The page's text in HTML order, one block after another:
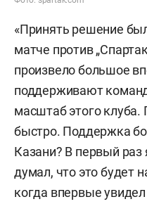
«Принять решение
матче против
произвело большое
поддерживают
масштаб этого
быстро. Поддержка
Казани? В первый раз
думал, что это будет
когда впервые